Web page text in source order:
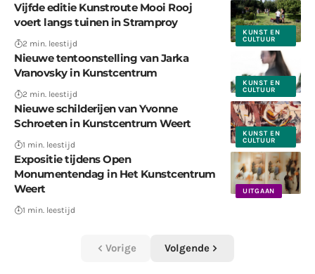
KUNST EN
CULTUUR
Vijfde editie Kunstroute Mooi Rooj
voert langs tuinen in Stramproy
2 min. leestijd
KUNST EN
CULTUUR
Nieuwe tentoonstelling van Jarka
Vranovsky in Kunstcentrum
2 min. leestijd
KUNST EN
CULTUUR
Nieuwe schilderijen van Yvonne
Schroeten in Kunstcentrum Weert
1 min. leestijd
UITGAAN
Expositie tijdens Open
Monumentendag in Het Kunstcentrum
Weert
1 min. leestijd
Vorige Volgende